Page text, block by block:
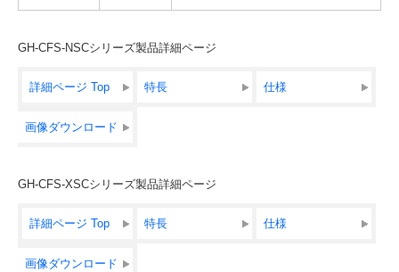
GH-CFS-NSCシリーズ製品詳細ページ
詳細ページ Top 特長 仕様
画像ダウンロード
GH-CFS-XSCシリーズ製品詳細ページ
詳細ページ Top 特長 仕様
画像ダウンロード